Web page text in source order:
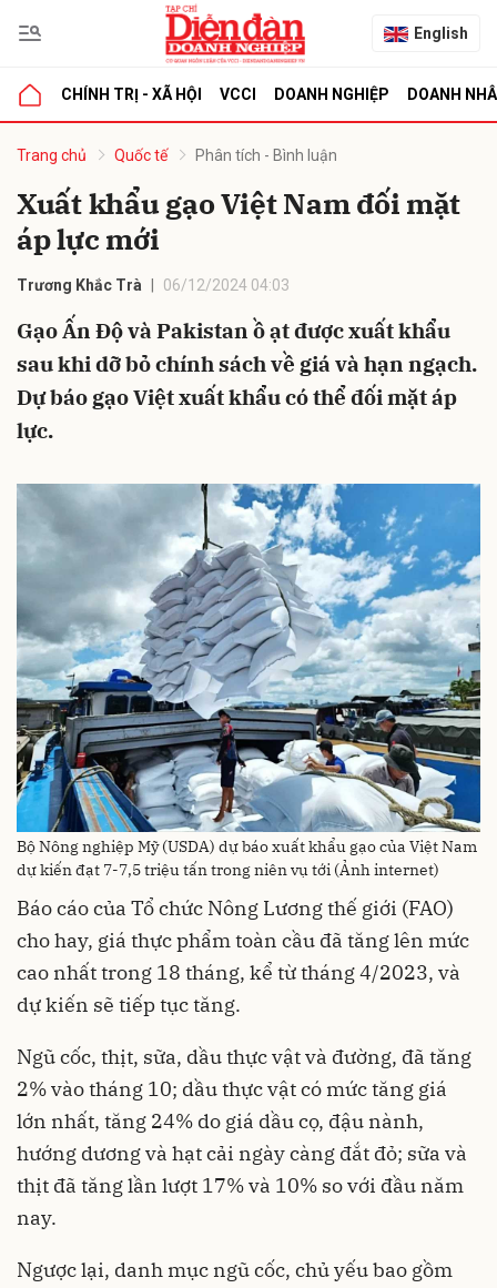
English
CHÍNH TRỊ - XÃ HỘI VCCI DOANH NGHIỆP DOANH
Trang chủ Quốc tế Phân tích - Bình luận
Xuất khẩu gạo Việt Nam đối mặt
áp lực mới
Trương Khắc Trà 06/12/2024 04:03
Gạo Ấn Độ và Pakistan ồ ạt được xuất khẩu
sau khi dỡ bỏ chính sách về giá và hạn ngạch.
Dự báo gạo Việt xuất khẩu có thể đối mặt áp
lực.
Bộ Nông nghiệp Mỹ (USDA) dự báo xuất khẩu gạo của Việt Nam
dự kiến đạt 7-7,5 triệu tấn trong niên vụ tới (Ảnh internet)
Báo cáo của Tổ chức Nông Lương thế giới (FAO)
cho hay, giá thực phẩm toàn cầu đã tăng lên mức
cao nhất trong 18 tháng, kể từ tháng 4/2023, và
dự kiến ​​sẽ tiếp tục tăng.
Ngũ cốc, thịt, sữa, dầu thực vật và đường, đã tăng
2% vào tháng 10; dầu thực vật có mức tăng giá
lớn nhất, tăng 24% do giá dầu cọ, đậu nành,
hướng dương và hạt cải ngày càng đắt đỏ; sữa và
thịt đã tăng lần lượt 17% và 10% so với đầu năm
nay.
Ngược lại, danh mục ngũ cốc, chủ yếu bao gồm
luận
Hủy